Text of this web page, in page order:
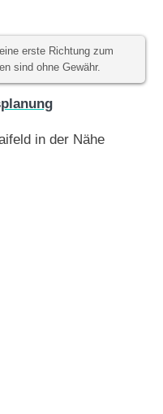
erste Richtung zum
sind ohne Gewähr.
in der Nähe